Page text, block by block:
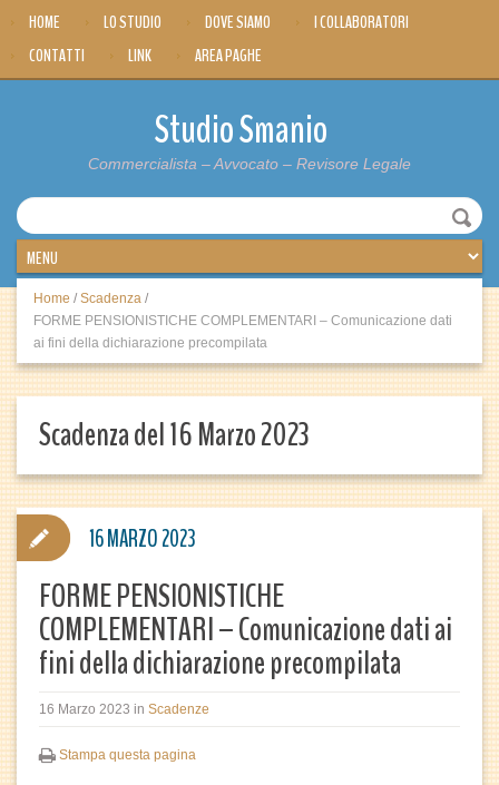
HOME LO STUDIO DOVE SIAMO
I COLLABORATORI
CONTATTI
LINK AREA PAGHE
Studio Smanio
Commercialista – Avvocato – Revisore Legale
Home / Scadenza /
FORME PENSIONISTICHE COMPLEMENTARI – Comunicazione dati
ai fini della dichiarazione precompilata
Scadenza del 16 Marzo 2023
FORME PENSIONISTICHE
COMPLEMENTARI – Comunicazione dati ai
fini della dichiarazione precompilata
16 Marzo 2023 in Scadenze
Stampa questa pagina
16 MARZO 2023